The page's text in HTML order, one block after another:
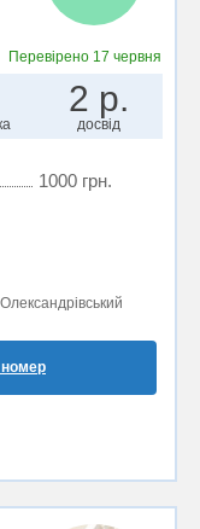
Перевірено 17 червня
2 р.
досвід
1000 грн.
номер